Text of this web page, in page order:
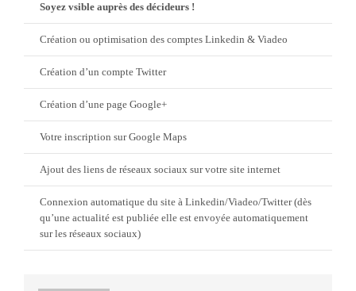
Soyez vsible auprès des décideurs !
Création ou optimisation des comptes Linkedin & Viadeo
Création d’un compte Twitter
Création d’une page Google+
Votre inscription sur Google Maps
Ajout des liens de réseaux sociaux sur votre site internet
Connexion automatique du site à Linkedin/Viadeo/Twitter (dès
qu’une actualité est publiée elle est envoyée automatiquement
sur les réseaux sociaux)